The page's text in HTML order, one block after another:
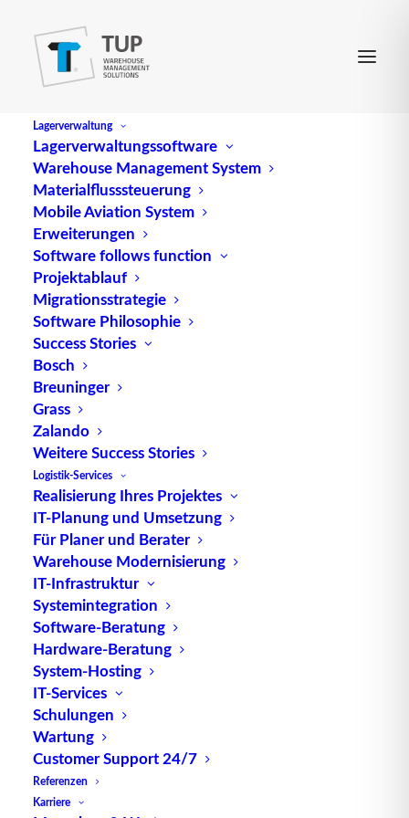
Lagerverwaltung
Lagerverwaltungssoftware
Warehouse Management System
Materialflusssteuerung
Mobile Aviation System
Erweiterungen
Software follows function
Projektablauf
Migrationsstrategie
Software Philosophie
Success Stories
Bosch
Breuninger
Grass
Zalando
Weitere Success Stories
Logistik-Services
Realisierung Ihres Projektes
IT-Planung und Umsetzung
Für Planer und Berater
Warehouse Modernisierung
IT-Infrastruktur
Systemintegration
Software-Beratung
Hardware-Beratung
System-Hosting
IT-Services
Schulungen
Wartung
Customer Support 24/7
Referenzen
Karriere
Einfachspiel
(engl.Single cycle) siehe Einzelspiel
Quelle: logipedia / Fraunhofer IML
TUP GmbH & Co. KG
Die kombinierbare Lagerverwaltungs-Software von
TUP, liefert dank ihrer Flexibilität immer die
effektivste Lösung und ist zudem in hohem Maße
wiederverwendbar.
Kontakt
TUP GmbH & Co. KG
Fraunhoferstraße 1
D 76297 Stutensee
what3words ///ersehnt.beruf.hell